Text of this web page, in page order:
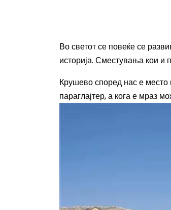
Во светот се повеќе се
историја. Сместувања кои и
Крушево според нас е место
параглајтер, а кога е мраз